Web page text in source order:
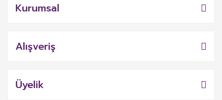
Kurumsal
Alışveriş
Üyelik